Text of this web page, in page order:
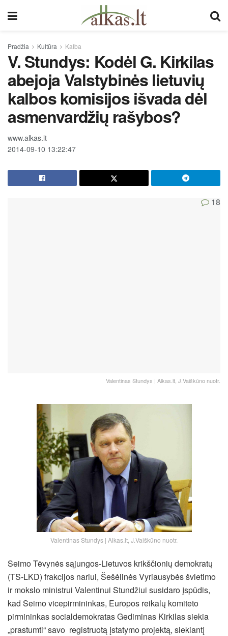
Pradžia Kultūra Kalba
V. Stundys: Kodėl G. Kirkilas
abejoja Valstybinės lietuvių
kalbos komisijos išvada dėl
asmenvardžių rašybos?
www.alkas.lt
2014-09-10 13:22:47
18
Valentinas Stundys | Alkas.lt, J.Vaiškūno nuotr.
Valentinas Stundys | Alkas.lt, J.Vaiškūno nuotr.
Seimo Tėvynės sąjungos-Lietuvos krikščionių demokratų
(TS-LKD) frakcijos nariui, Šešėlinės Vyriausybės švietimo
ir mokslo ministrui Valentinui Stundžiui susidaro įspūdis,
kad Seimo vicepirmininkas, Europos reikalų komiteto
pirmininkas socialdemokratas Gediminas Kirkilas siekia
„prastumti“ savo registruotą įstatymo projektą, siekiantį